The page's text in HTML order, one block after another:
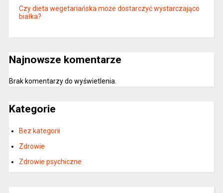
Czy dieta wegetariańska może dostarczyć wystarczająco
białka?
Najnowsze komentarze
Brak komentarzy do wyświetlenia.
Kategorie
Bez kategorii
Zdrowie
Zdrowie psychiczne